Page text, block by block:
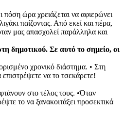
ώρα χρειάζεται να αφιερώνει
παίζοντας. Από εκεί και πέρα,
μας απασχολεί παράλληλα και
δημοτικού. Σε αυτό το σημείο, οι
χρονικό διάστημα. • Στη
να το τσεκάρετε!
στο τέλος τους. •Όταν
το να ξανακοιτάξει προσεκτικά